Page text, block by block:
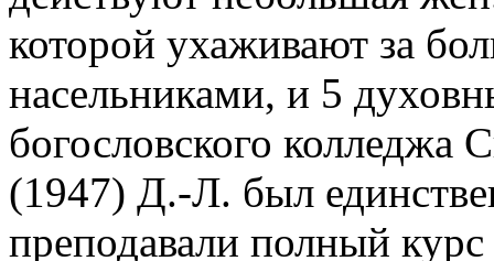
которой ухаживают за
насельниками, и 5
богословского
(1947) Д.-Л. был
преподавали полный